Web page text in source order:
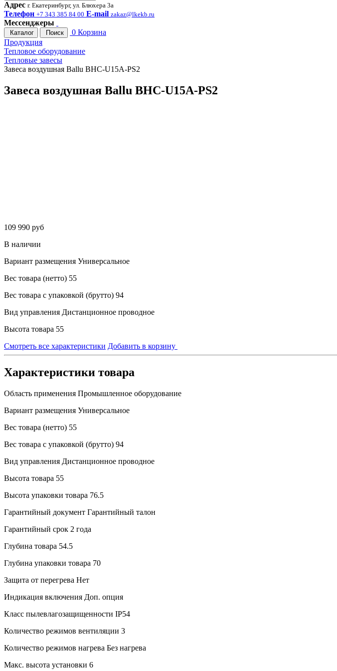
Адрес г. Екатеринбург, ул. Блюхера 3а
Телефон +7 343 385 84 00 E-mail zakaz@lkekb.ru
Мессенджеры
Каталог Поиск 0 Корзина
Продукция
Тепловое оборудование
Тепловые завесы
Завеса воздушная Ballu BHC-U15A-PS2
Завеса воздушная Ballu BHC-U15A-PS2
109 990 руб
В наличии
Вариант размещения Универсальное
Вес товара (нетто) 55
Вес товара с упаковкой (брутто) 94
Вид управления Дистанционное проводное
Высота товара 55
Смотреть все характеристики Добавить в корзину
Характеристики товара
Область применения Промышленное оборудование
Вариант размещения Универсальное
Вес товара (нетто) 55
Вес товара с упаковкой (брутто) 94
Вид управления Дистанционное проводное
Высота товара 55
Высота упаковки товара 76.5
Гарантийный документ Гарантийный талон
Гарантийный срок 2 года
Глубина товара 54.5
Глубина упаковки товара 70
Защита от перегрева Нет
Индикация включения Доп. опция
Класс пылевлагозащищенности IP54
Количество режимов вентиляции 3
Количество режимов нагрева Без нагрева
Макс. высота установки 6